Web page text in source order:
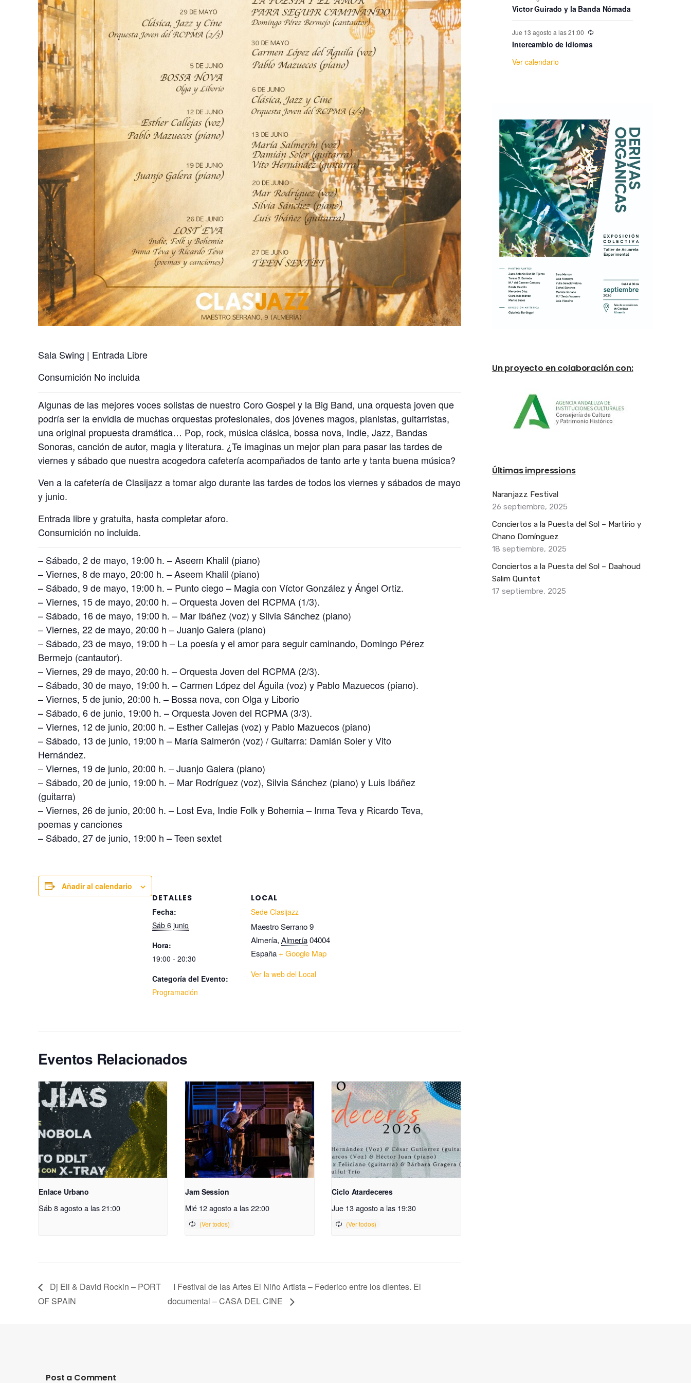
Sala Swing | Entrada Libre
Consumición No incluida
Algunas de las mejores voces solistas de nuestro Coro Gospel y la Big Band, una orquesta joven que
podría ser la envidia de muchas orquestas profesionales, dos jóvenes magos, pianistas, guitarristas,
una original propuesta dramática… Pop, rock, música clásica, bossa nova, Indie, Jazz, Bandas
Sonoras, canción de autor, magia y literatura. ¿Te imaginas un mejor plan para pasar las tardes de
viernes y sábado que nuestra acogedora cafetería acompañados de tanto arte y tanta buena música?
Ven a la cafetería de Clasijazz a tomar algo durante las tardes de todos los viernes y sábados de mayo
y junio.
Entrada libre y gratuita, hasta completar aforo.
Consumición no incluida.
– Sábado, 2 de mayo, 19:00 h. – Aseem Khalil (piano)
– Viernes, 8 de mayo, 20:00 h. – Aseem Khalil (piano)
– Sábado, 9 de mayo, 19:00 h. – Punto ciego – Magia con Víctor González y Ángel Ortiz.
– Viernes, 15 de mayo, 20:00 h. – Orquesta Joven del RCPMA (1/3).
– Sábado, 16 de mayo, 19:00 h. – Mar Ibáñez (voz) y Silvia Sánchez (piano)
– Viernes, 22 de mayo, 20:00 h – Juanjo Galera (piano)
– Sábado, 23 de mayo, 19:00 h – La poesía y el amor para seguir caminando, Domingo Pérez
Bermejo (cantautor).
– Viernes, 29 de mayo, 20:00 h. – Orquesta Joven del RCPMA (2/3).
– Sábado, 30 de mayo, 19:00 h. – Carmen López del Águila (voz) y Pablo Mazuecos (piano).
– Viernes, 5 de junio, 20:00 h. – Bossa nova, con Olga y Liborio
– Sábado, 6 de junio, 19:00 h. – Orquesta Joven del RCPMA (3/3).
– Viernes, 12 de junio, 20:00 h. – Esther Callejas (voz) y Pablo Mazuecos (piano)
– Sábado, 13 de junio, 19:00 h – María Salmerón (voz) / Guitarra: Damián Soler y Vito
Hernández.
– Viernes, 19 de junio, 20:00 h. – Juanjo Galera (piano)
– Sábado, 20 de junio, 19:00 h. – Mar Rodríguez (voz), Silvia Sánchez (piano) y Luis Ibáñez
(guitarra)
– Viernes, 26 de junio, 20:00 h. – Lost Eva, Indie Folk y Bohemia – Inma Teva y Ricardo Teva,
poemas y canciones
– Sábado, 27 de junio, 19:00 h – Teen sextet
Añadir al calendario
DETALLES
Fecha:
Sáb 6 junio
Hora:
19:00 - 20:30
Categoría del Evento:
Programación
LOCAL
Sede Clasijazz
Maestro Serrano 9
Almería, Almería04004
España + Google Map
Ver la web del Local
Eventos Relacionados
Enlace Urbano
Sáb 8 agosto a las 21:00
Jam Session
Mié 12 agosto a las 22:00
Ciclo Atardeceres
Jue 13 agosto a las 19:30
Dj Eli & David Rockin – PORT
OF SPAIN
I Festival de las Artes El Niño Artista – Federico entre los dientes. El
documental – CASA DEL CINE
Post a Comment
e
E
v
n
t
o
s
Victor Guirado y la Banda Nómada
Jue 13 agosto a las 21:00
Intercambio de Idiomas
Ver calendario
Un proyecto en colaboración con:
Últimas impressions
Naranjazz Festival
26 septiembre, 2025
Conciertos a la Puesta del Sol – Martirio y
Chano Domínguez
18 septiembre, 2025
Conciertos a la Puesta del Sol – Daahoud
Salim Quintet
17 septiembre, 2025